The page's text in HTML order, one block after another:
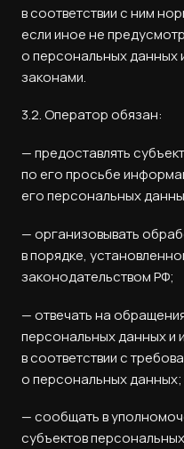
в соответствии с ним
если иное не
о персональных данных
законами.
3.2. Оператор обязан:
— предоставлять
по его просьбе
его персональных
— организовывать
в порядке,
законодательством РФ;
— отвечать на
персональных данных и
в соответствии с
о персональных данных;
— сообщать в
субъектов